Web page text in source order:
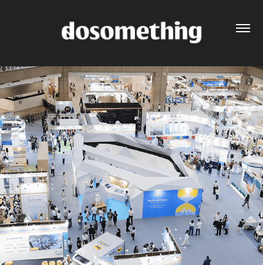
2025 亞太永續博覽會｜ 榮成紙業 ECOBOXES 策展